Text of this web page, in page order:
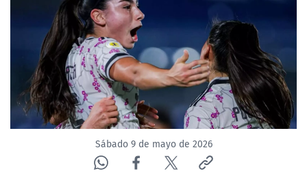
ACTUALIDAD Y TENDENCIAS
CORPORATIVO Y TRANSPARENCIA
CANAL DE DENUNCIAS
ÁREA DE PROYECTOS
Sábado 9 de mayo de 2026